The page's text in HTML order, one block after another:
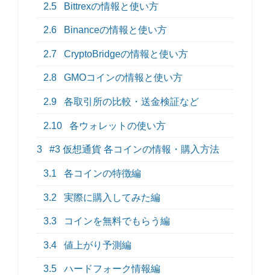
2.5 Bittrexの情報と使い方
2.6 Binanceの情報と使い方
2.7 CryptoBridgeの情報と使い方
2.8 GMOコインの情報と使い方
2.9 各取引所の比較・送金検証など
2.10 各ウォレットの使い方
3 #3 仮想通貨 各コインの情報・購入方法
3.1 各コインの特徴編
3.2 実際に購入してみた編
3.3 コインを無料でもらう編
3.4 値上がり予測編
3.5 ハードフォーク情報編